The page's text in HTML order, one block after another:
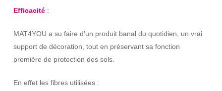
Efficacité :
MAT4YOU a su faire d’un produit banal du quotidien, un vrai
support de décoration, tout en préservant sa fonction
première de protection des sols.
En effet les fibres utilisées :